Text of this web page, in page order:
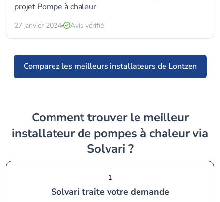
projet Pompe à chaleur
27 janvier 2024 Avis vérifié
Comparez les meilleurs installateurs de Lontzen
Comment trouver le meilleur
installateur de pompes à chaleur via
Solvari ?
1
Solvari traite votre demande